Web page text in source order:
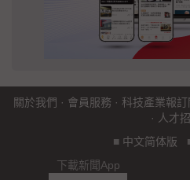
關於我們 · 會員服務 · 科技產業報訂
· 人才
■ 中文简体版
下載新聞App